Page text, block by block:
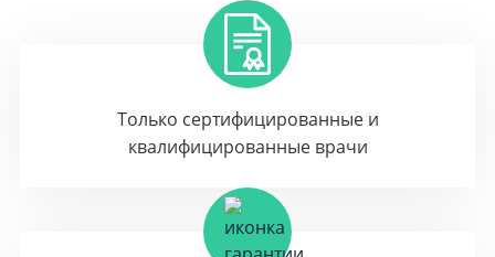
Только сертифицированные и
квалифицированные врачи